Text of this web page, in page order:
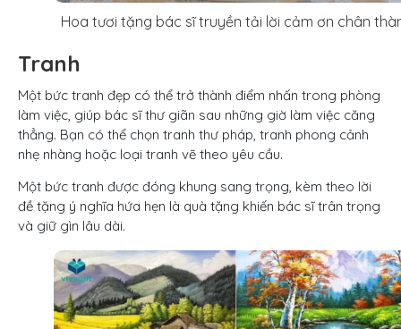
Hoa tươi tặng bác sĩ truyền tải lời cảm ơn chân
Tranh
Một bức tranh đẹp có thể trở thành điểm nhấn trong phòng
làm việc, giúp bác sĩ thư giãn sau những giờ làm việc căng
thẳng. Bạn có thể chọn tranh thư pháp, tranh phong cảnh
nhẹ nhàng hoặc loại tranh vẽ theo yêu cầu.
Một bức tranh được đóng khung sang trọng, kèm theo lời
đề tặng ý nghĩa hứa hẹn là quà tặng khiến bác sĩ trân trọng
và giữ gìn lâu dài.